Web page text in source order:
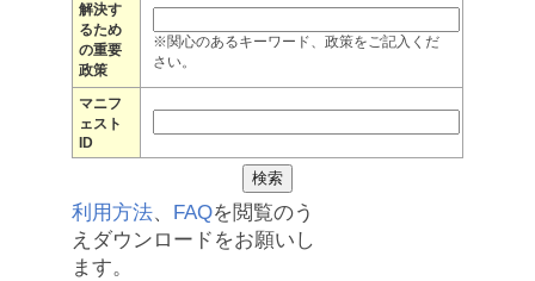
解決す
るため
の重要
政策
※関心のあるキーワード、政策をご記入くだ
さい。
マニフ
ェスト
ID
利用方法、 FAQを閲覧のう
えダウンロードをお願いし
ます。